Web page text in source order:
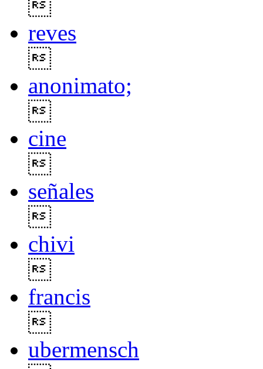
reves
anonimato;
cine
señales
chivi
francis
ubermensch